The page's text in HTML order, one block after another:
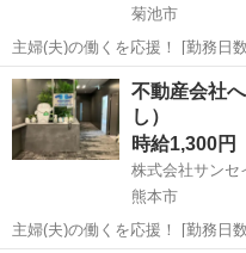
菊池市
主婦(夫)の働くを応援！ [勤務日数]： 週5日~ 08:30~17:30 月/火/水/木/
金 [勤務地・最寄駅]： 熊本県菊池市野間口 株式会社ホットスタッフ熊
本北 御代志駅自動車24分／原水
熊本 菊池市 営業
不動産会社
し）
時給1,300円
株式会社サンセ
熊本市
主婦(夫)の働くを応援！ [勤務日数]： 週1日~4日